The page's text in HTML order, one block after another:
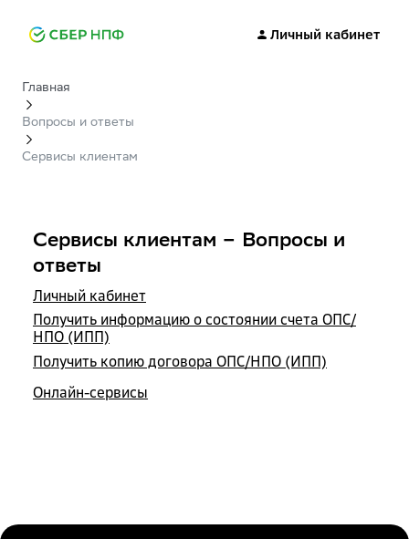
Личный кабинет
Главная
Вопросы и ответы
Сервисы клиентам
Сервисы клиентам – Вопросы и
ответы
Личный кабинет
Получить информацию о состоянии счета ОПС/
НПО (ИПП)
Получить копию договора ОПС/НПО (ИПП)
Онлайн-сервисы